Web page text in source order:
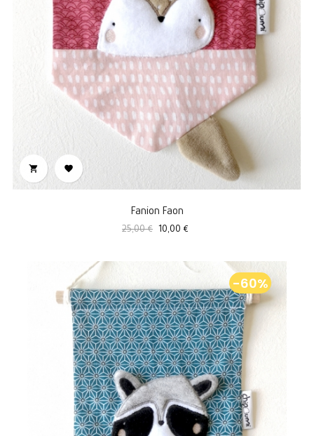
 
Fanion Faon
Prix
25,00 € Prix
10,00 €
-60%